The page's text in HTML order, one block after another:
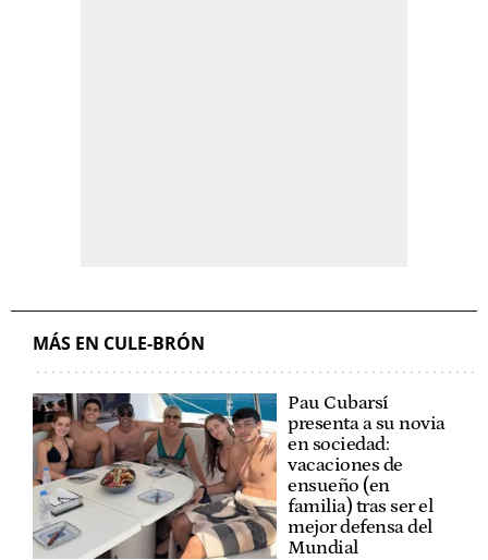
MÁS EN CULE-BRÓN
Pau Cubarsí
presenta a su novia
en sociedad:
vacaciones de
ensueño (en
familia) tras ser el
mejor defensa del
Mundial